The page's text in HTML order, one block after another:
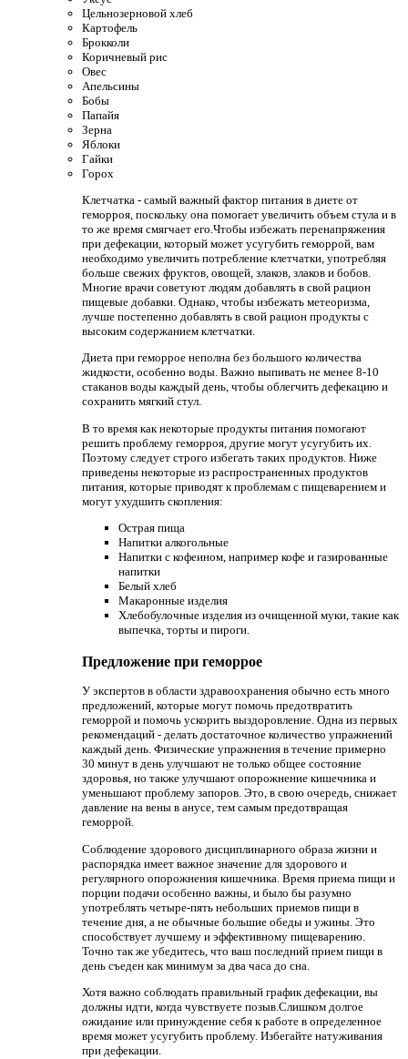
Цельнозерновой хлеб
Картофель
Брокколи
Коричневый рис
Овес
Апельсины
Бобы
Папайя
Зерна
Яблоки
Гайки
Горох
Клетчатка - самый важный фактор питания в диете от
геморроя, поскольку она помогает увеличить объем стула и в
то же время смягчает его.Чтобы избежать перенапряжения
при дефекации, который может усугубить геморрой, вам
необходимо увеличить потребление клетчатки, употребляя
больше свежих фруктов, овощей, злаков, злаков и бобов.
Многие врачи советуют людям добавлять в свой рацион
пищевые добавки. Однако, чтобы избежать метеоризма,
лучше постепенно добавлять в свой рацион продукты с
высоким содержанием клетчатки.
Диета при геморрое неполна без большого количества
жидкости, особенно воды. Важно выпивать не менее 8-10
стаканов воды каждый день, чтобы облегчить дефекацию и
сохранить мягкий стул.
В то время как некоторые продукты питания помогают
решить проблему геморроя, другие могут усугубить их.
Поэтому следует строго избегать таких продуктов. Ниже
приведены некоторые из распространенных продуктов
питания, которые приводят к проблемам с пищеварением и
могут ухудшить скопления:
Острая пища
Напитки алкогольные
Напитки с кофеином, например кофе и газированные
напитки
Белый хлеб
Макаронные изделия
Хлебобулочные изделия из очищенной муки, такие как
выпечка, торты и пироги.
Предложение при геморрое
У экспертов в области здравоохранения обычно есть много
предложений, которые могут помочь предотвратить
геморрой и помочь ускорить выздоровление. Одна из первых
рекомендаций - делать достаточное количество упражнений
каждый день. Физические упражнения в течение примерно
30 минут в день улучшают не только общее состояние
здоровья, но также улучшают опорожнение кишечника и
уменьшают проблему запоров. Это, в свою очередь, снижает
давление на вены в анусе, тем самым предотвращая
геморрой.
Соблюдение здорового дисциплинарного образа жизни и
распорядка имеет важное значение для здорового и
регулярного опорожнения кишечника. Время приема пищи и
порции подачи особенно важны, и было бы разумно
употреблять четыре-пять небольших приемов пищи в
течение дня, а не обычные большие обеды и ужины. Это
способствует лучшему и эффективному пищеварению.
Точно так же убедитесь, что ваш последний прием пищи в
день съеден как минимум за два часа до сна.
Хотя важно соблюдать правильный график дефекации, вы
должны идти, когда чувствуете позыв.Слишком долгое
ожидание или принуждение себя к работе в определенное
время может усугубить проблему. Избегайте натуживания
при дефекации.